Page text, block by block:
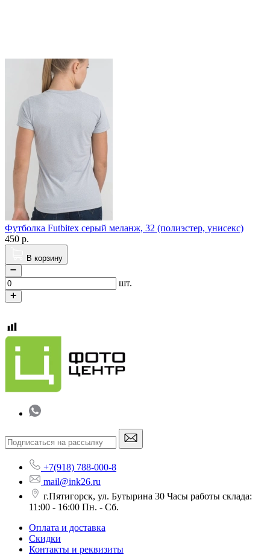
Футболка Futbitex серый меланж, 32 (полиэстер, унисекс)
450 р.
В корзину
шт.
+7(918) 788-000-8
mail@ink26.ru
г.Пятигорск, ул. Бутырина 30 Часы работы склада:
11:00 - 16:00 Пн. - Сб.
Оплата и доставка
Скидки
Контакты и реквизиты